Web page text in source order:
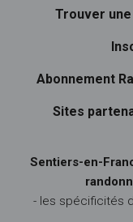
Trouver
Abonnement
Sites
Sentiers-en-
- les spécificités